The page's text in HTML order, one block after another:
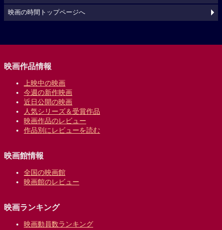
映画の時間トップページへ
映画作品情報
上映中の映画
今週の新作映画
近日公開の映画
人気シリーズ＆受賞作品
映画作品のレビュー
作品別にレビューを読む
映画館情報
全国の映画館
映画館のレビュー
映画ランキング
映画動員数ランキング